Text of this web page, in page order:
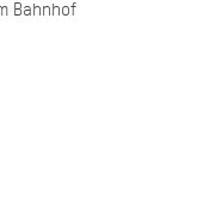
Bahnhof